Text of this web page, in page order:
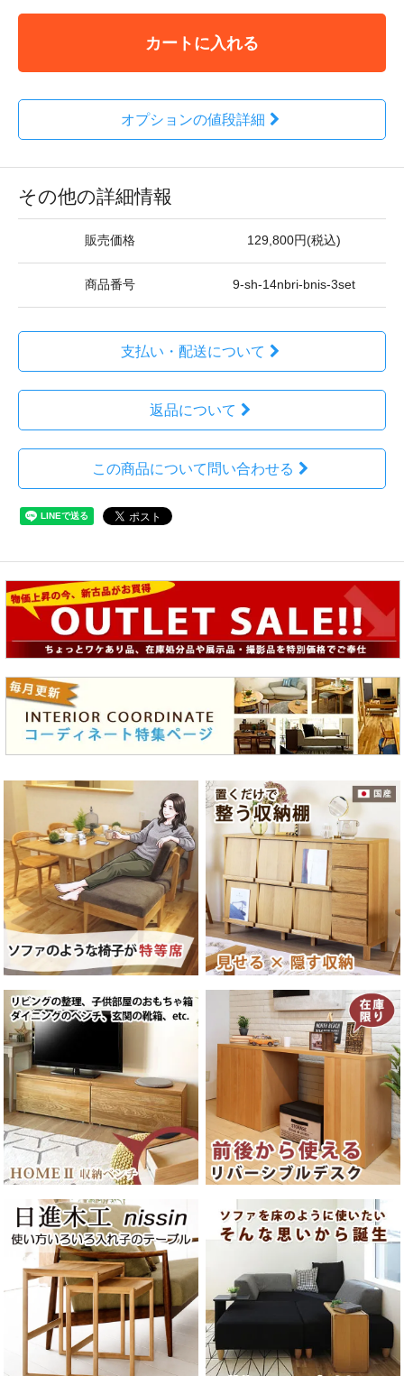
カートに入れる
オプションの値段詳細
その他の詳細情報
販売価格 129,800円(税込)
商品番号 9-sh-14nbri-bnis-3set
支払い・配送について
返品について
この商品について問い合わせる